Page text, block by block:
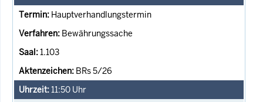
Hauptverhandlungstermin
Bewährungssache
1.103
BRs 5/26
11:50 Uhr